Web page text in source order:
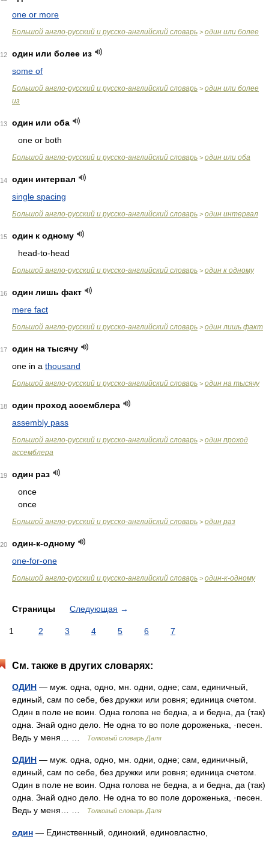
one or more
Большой англо-русский и русско-английский словарь > один или более
12
один или более из
some of
Большой англо-русский и русско-английский словарь > один или более
из
13
один или оба
one or both
Большой англо-русский и русско-английский словарь > один или оба
14
один интервал
single spacing
Большой англо-русский и русско-английский словарь > один интервал
15
один к одному
head-to-head
Большой англо-русский и русско-английский словарь > один к одному
16
один лишь факт
mere fact
Большой англо-русский и русско-английский словарь > один лишь факт
17
один на тысячу
one in a thousand
Большой англо-русский и русско-английский словарь > один на тысячу
18
один проход ассемблера
assembly pass
Большой англо-русский и русско-английский словарь > один проход
ассемблера
19
один раз
once
once
Большой англо-русский и русско-английский словарь > один раз
20
один-к-одному
one-for-one
Большой англо-русский и русско-английский словарь > один-к-одному
Страницы Следующая →
1 2 3 4 5 6 7
См. также в других словарях:
ОДИН — муж. одна, одно, мн. одни, одне; сам, единичный,
единый, сам по себе, без дружки или ровня; единица счетом.
Один в поле не воин. Одна голова не бедна, а и бедна, да (так)
одна. Знай одно дело. Не одна то во поле дороженька, ·песен.
Ведь у меня… …
Толковый словарь Даля
ОДИН — муж. одна, одно, мн. одни, одне; сам, единичный,
единый, сам по себе, без дружки или ровня; единица счетом.
Один в поле не воин. Одна голова не бедна, а и бедна, да (так)
одна. Знай одно дело. Не одна то во поле дороженька, ·песен.
Ведь у меня… …
Толковый словарь Даля
один — Единственный, одинокий, единовластно,